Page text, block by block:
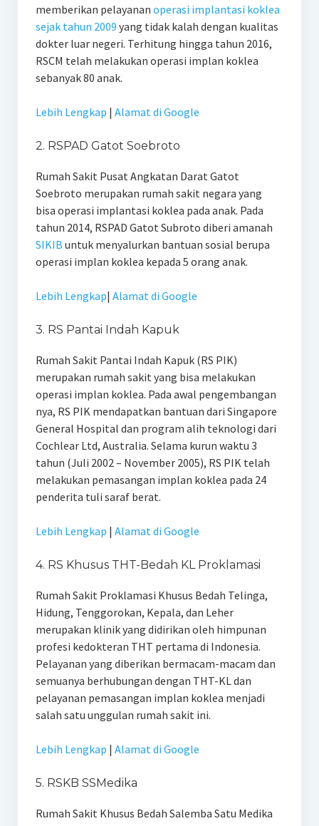
memberikan pelayanan operasi implantasi koklea
sejak tahun 2009 yang tidak kalah dengan kualitas
dokter luar negeri. Terhitung hingga tahun 2016,
RSCM telah melakukan operasi implan koklea
sebanyak 80 anak.
Lebih Lengkap | Alamat di Google
2. RSPAD Gatot Soebroto
Rumah Sakit Pusat Angkatan Darat Gatot
Soebroto merupakan rumah sakit negara yang
bisa operasi implantasi koklea pada anak. Pada
tahun 2014, RSPAD Gatot Subroto diberi amanah
SIKIB untuk menyalurkan bantuan sosial berupa
operasi implan koklea kepada 5 orang anak.
Lebih Lengkap| Alamat di Google
3. RS Pantai Indah Kapuk
Rumah Sakit Pantai Indah Kapuk (RS PIK)
merupakan rumah sakit yang bisa melakukan
operasi implan koklea. Pada awal pengembangan
nya, RS PIK mendapatkan bantuan dari Singapore
General Hospital dan program alih teknologi dari
Cochlear Ltd, Australia. Selama kurun waktu 3
tahun (Juli 2002 – November 2005), RS PIK telah
melakukan pemasangan implan koklea pada 24
penderita tuli saraf berat.
Lebih Lengkap | Alamat di Google
4. RS Khusus THT-Bedah KL Proklamasi
Rumah Sakit Proklamasi Khusus Bedah Telinga,
Hidung, Tenggorokan, Kepala, dan Leher
merupakan klinik yang didirikan oleh himpunan
profesi kedokteran THT pertama di Indonesia.
Pelayanan yang diberikan bermacam-macam dan
semuanya berhubungan dengan THT-KL dan
pelayanan pemasangan implan koklea menjadi
salah satu unggulan rumah sakit ini.
Lebih Lengkap | Alamat di Google
5. RSKB SSMedika
Rumah Sakit Khusus Bedah Salemba Satu Medika